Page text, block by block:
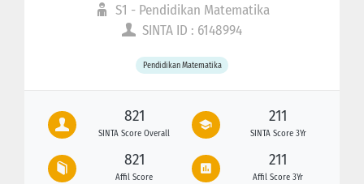
S1 - Pendidikan Matematika
SINTA ID : 6148994
Pendidikan Matematika
821
SINTA Score Overall
211
SINTA Score 3Yr
821
Affil Score
211
Affil Score 3Yr